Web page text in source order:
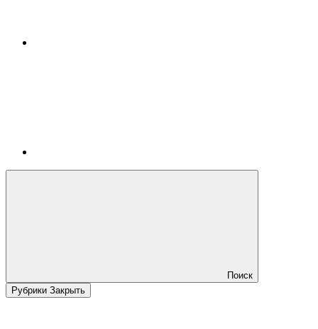
Поиск
Рубрики Закрыть